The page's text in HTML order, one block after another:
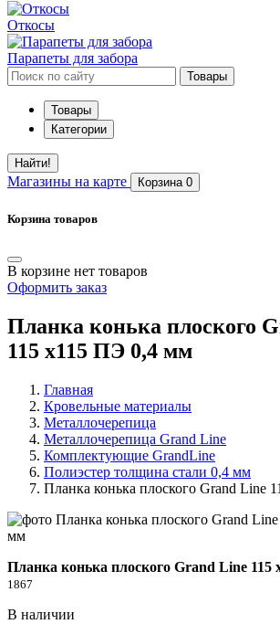
Откосы
Парапеты для забора
Товары
Товары
Категории
Найти!
Магазины на карте Корзина 0
Корзина товаров
В корзине нет товаров
Оформить заказ
Планка конька плоского
115 х115 ПЭ 0,4 мм
Главная
Кровельные материалы
Металлочерепица
Металлочерепица Grand Line
Комплектующие GrandLine
Полиэстер толщина стали 0,4 мм
Планка конька плоского Grand Line
Планка конька плоского Grand Line 115
1867
В наличии